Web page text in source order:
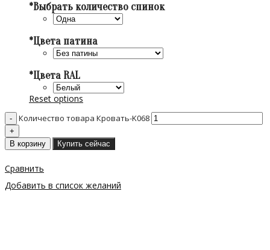
*Выбрать количество спинок
*Цвета патина
*Цвета RAL
Reset options
Количество товара Кровать-K068
В корзину Купить сейчас
Сравнить
Добавить в список желаний